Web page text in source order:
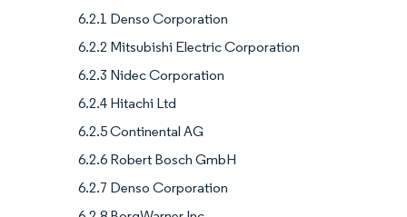
6.2.1 Denso Corporation
6.2.2 Mitsubishi Electric Corporation
6.2.3 Nidec Corporation
6.2.4 Hitachi Ltd
6.2.5 Continental AG
6.2.6 Robert Bosch GmbH
6.2.7 Denso Corporation